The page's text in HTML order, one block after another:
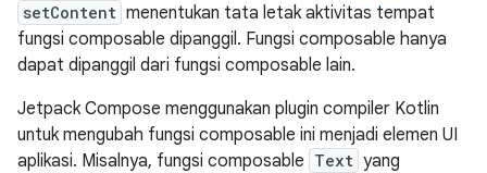
setContent menentukan tata letak aktivitas tempat
fungsi composable dipanggil. Fungsi composable hanya
dapat dipanggil dari fungsi composable lain.
Jetpack Compose menggunakan plugin compiler Kotlin
untuk mengubah fungsi composable ini menjadi elemen UI
aplikasi. Misalnya, fungsi composable Text yang